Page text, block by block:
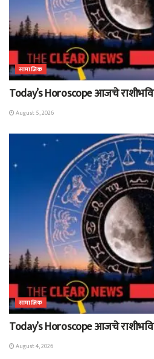
सामाजिक
Today’s Horoscope आजचे
August 5, 2026
सामाजिक
Today’s Horoscope आजचे
August 4, 2026